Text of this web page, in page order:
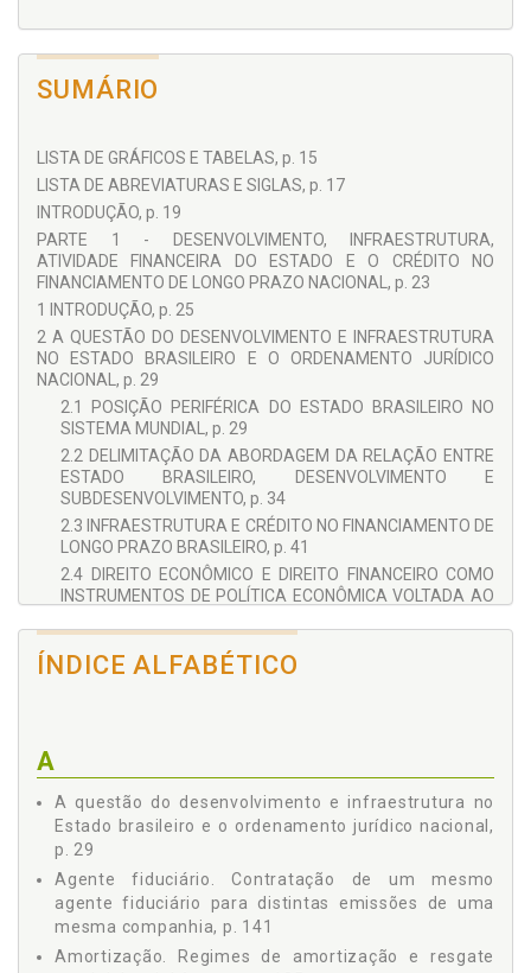
SUMÁRIO
LISTA DE GRÁFICOS E TABELAS, p. 15
LISTA DE ABREVIATURAS E SIGLAS, p. 17
INTRODUÇÃO, p. 19
PARTE 1 - DESENVOLVIMENTO, INFRAESTRUTURA,
ATIVIDADE FINANCEIRA DO ESTADO E O CRÉDITO NO
FINANCIAMENTO DE LONGO PRAZO NACIONAL, p. 23
1 INTRODUÇÃO, p. 25
2 A QUESTÃO DO DESENVOLVIMENTO E INFRAESTRUTURA
NO ESTADO BRASILEIRO E O ORDENAMENTO JURÍDICO
NACIONAL, p. 29
2.1 POSIÇÃO PERIFÉRICA DO ESTADO BRASILEIRO NO
SISTEMA MUNDIAL, p. 29
2.2 DELIMITAÇÃO DA ABORDAGEM DA RELAÇÃO ENTRE
ESTADO BRASILEIRO, DESENVOLVIMENTO E
SUBDESENVOLVIMENTO, p. 34
2.3 INFRAESTRUTURA E CRÉDITO NO FINANCIAMENTO DE
LONGO PRAZO BRASILEIRO, p. 41
2.4 DIREITO ECONÔMICO E DIREITO FINANCEIRO COMO
INSTRUMENTOS DE POLÍTICA ECONÔMICA VOLTADA AO
E MICROJURÍDICA, p. 45
3 ATIVIDADE FINANCEIRA DO ESTADO E O CRÉDITO NO
FINANCIAMENTO DA INFRAESTRUTURA, p. 59
3.3 INSTITUIÇÕES ENVOLVIDAS NO PROCESSO DE
FINANCIAMENTO, p. 63
3.3.1 Influência da Estrutura Institucional Brasileira na
Formação dos Arranjos Jurídicos para a Atuação do
Estado, p. 68
4 ASPECTOS DA ATIVIDADE FINANCEIRA NACIONAL
QUANTO ÀS POLÍTICAS PÚBLICAS VOLTADAS AO
ÍNDICE ALFABÉTICO
A
A questão do desenvolvimento e infraestrutura no
Estado brasileiro e o ordenamento jurídico nacional,
p. 29
Agente fiduciário. Contratação de um mesmo
agente fiduciário para distintas emissões de uma
mesma companhia, p. 141
Amortização. Regimes de amortização e resgate